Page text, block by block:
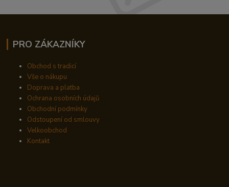
PRO ZÁKAZNÍKY
Obchod s tradicí
Vše o nákupu
Doprava a platba
Ochrana osobních údajů
Obchodní podmínky
Odstoupení od smlouvy
Velkoobchod
Kontakt